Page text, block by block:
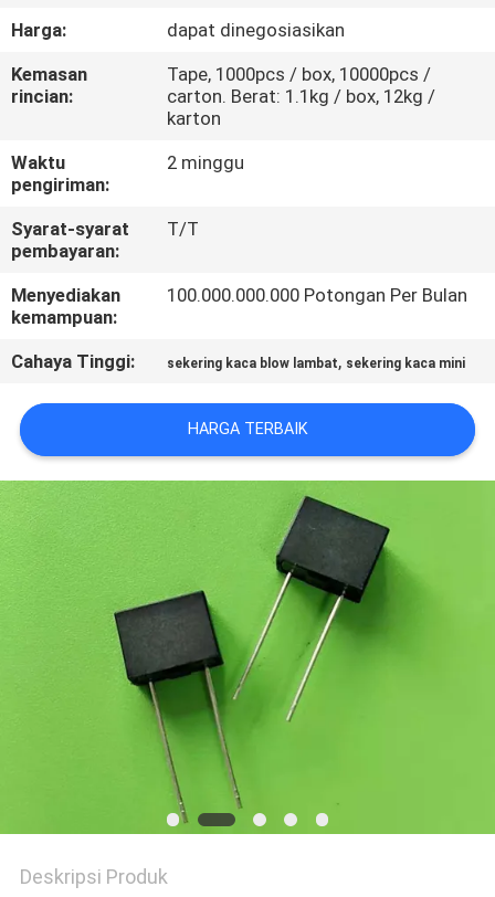
PABRIK
KONTROL
KUALITAS
HUBUNGI
KAMI
BERITA
PERMINTAAN
PENAWARAN
SITEMAP
PRIVACY
POLICY
Harga:
dapat dinegosiasikan
Kemasan
rincian:
Tape, 1000pcs / box, 10000pcs /
carton. Berat: 1.1kg / box, 12kg /
karton
Waktu
pengiriman:
2 minggu
Syarat-syarat
pembayaran:
T/T
Menyediakan
kemampuan:
100.000.000.000 Potongan Per Bulan
Cahaya Tinggi: sekering kaca blow lambat, sekering kaca mini
HARGA TERBAIK
Deskripsi Produk